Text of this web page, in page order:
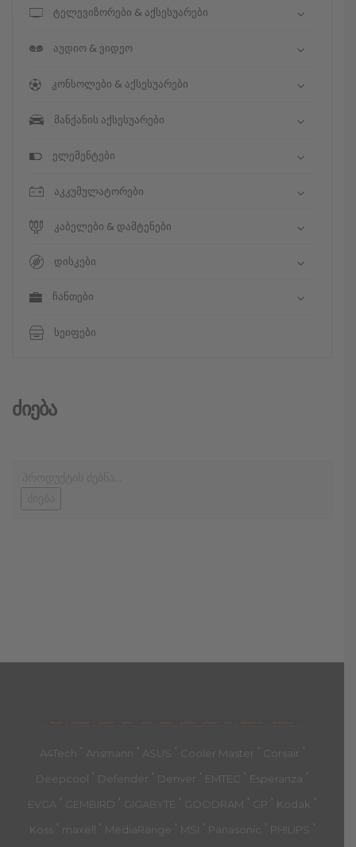
ტელევიზორები & აქსესუარები
აუდიო & ვიდეო
კონსოლები & აქსესუარები
მანქანის აქსესუარები
ელემენტები
აკკუმულატორები
კაბელები & დამტენები
დისკები
ჩანთები
სეიფები
Ძიება
მთავარი კალათა
A4Tech ' Ansmann ' ASUS ' Cooler Master ' Corsair '
Deepcool ' Defender ' Denver ' EMTEC ' Esperanza '
EVGA ' GEMBIRD ' GIGABYTE ' GOODRAM ' GP ' Kodak '
Koss ' maxell ' MediaRange ' MSI ' Panasonic ' PHILIPS
'